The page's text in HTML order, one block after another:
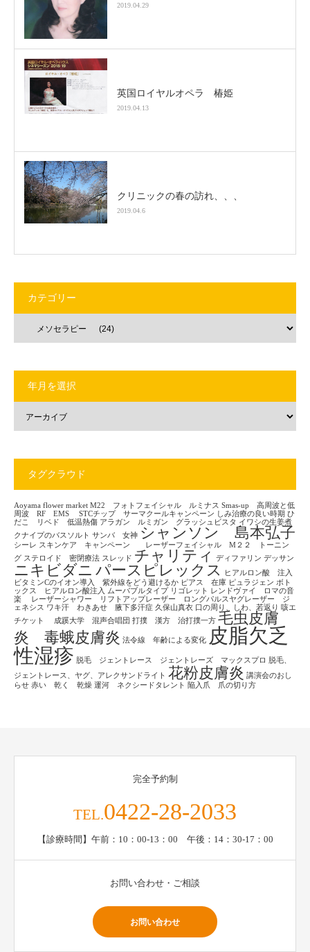
2019.04.29
英国ロイヤルオペラ 椿姫
2019.04.13
クリニックの春の訪れ、、、
2019.04.6
カテゴリー
年月を選択
タグクラウド
Aoyama flower market M22 フォトフェイシャル ルミナス Smas-up 高周波と低
周波 RF EMS
STCチップ サーマクールキャンペーン しみ治療の良い時期 ひ
だこ リベド 低温熱傷 アラガン ルミガン グラッシュビスタ イワシの生姜煮
クナイプのバスソルト サンバ 女神 シャンソン 島本弘子
シーレ スキンケア キャンペーン レーザーフェイシャル M２２ トーニン
グ ステロイド 密閉療法 スレッド チャリティ ディファリン デッサン
ニキビダニ パースピレックス
ヒアルロン酸 注入
ビタミンCのイオン導入 紫外線をどう避けるか ピアス 在庫 ピュラジェン ボト
ックス ヒアルロン酸注入 ムーバブルタイプ リゴレット
レンドヴァイ ロマの音
楽
レーザーシャワー リフトアップレーザー ロングパルスヤグレーザー ジ
ェネシス ワキ汗 わきあせ 腋下多汗症 久保山真衣 口の周り、しわ、若返り 咳エ
チケット
成蹊大学 混声合唱団 打撲 漢方 治打撲一方 毛虫皮膚
炎 毒蛾皮膚炎 法令線 年齢による変化
皮脂欠乏
性湿疹 脱毛 ジェントレース ジェントレーズ マックスプロ
脱毛、
ジェントレース、ヤグ、アレクサンドライト 花粉皮膚炎 講演会のおし
らせ 赤い 乾く 乾燥 運河 ネクシードタレント 陥入爪 爪の切り方
完全予約制
TEL.0422-28-2033
【診療時間】午前：10：00-13：00 午後：14：30-17：00
お問い合わせ・ご相談
お問い合わせ